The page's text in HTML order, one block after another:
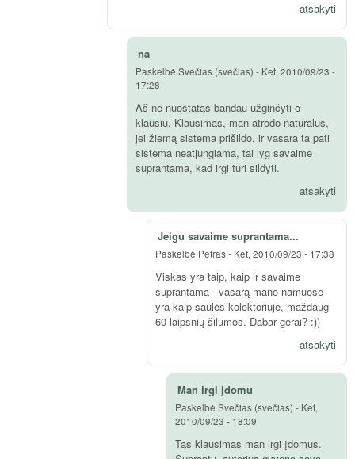
atsakyti
na
Paskelbė Svečias (svečias) - Ket, 2010/09/23 -
17:28
Aš ne nuostatas bandau užginčyti o
klausiu. Klausimas, man atrodo natūralus, -
jei žiemą sistema prišildo, ir vasara ta pati
sistema neatjungiama, tai lyg savaime
suprantama, kad irgi turi sildyti.
atsakyti
Jeigu savaime suprantama...
Paskelbė Petras- Ket, 2010/09/23 - 17:38
Viskas yra taip, kaip ir savaime
suprantama - vasarą mano namuose
yra kaip saulės kolektoriuje, maždaug
60 laipsnių šilumos. Dabar gerai? :))
atsakyti
Man irgi įdomu
Paskelbė Svečias (svečias) - Ket,
2010/09/23 - 18:09
Tas klausimas man irgi įdomus.